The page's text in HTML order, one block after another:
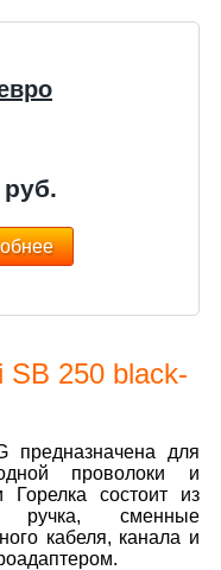
SB 250 black-
предназначена для
проволоки и
Горелка состоит из
ручка, сменные
кабеля, канала и